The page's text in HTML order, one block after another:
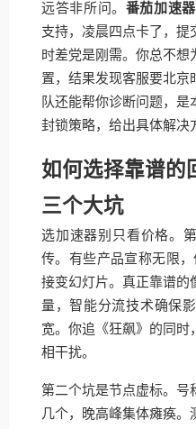
远答非所问。 番茄加速器
支持，凌晨四点卡了，
时差党是刚需。你总不
置，结果发现客服要北京
队还能帮你诊断问题，
封锁策略，给出具体解决
如何选择靠谱的
三个大坑
选加速器别只看价格。
传。有些产品宣称无限
接变幻灯片。真正靠谱的
量，智能分流技术确保
宽。你追《狂飙》的同时
相干扰。
第二个坑是节点虚标。
几个，晚高峰集体瘫痪。